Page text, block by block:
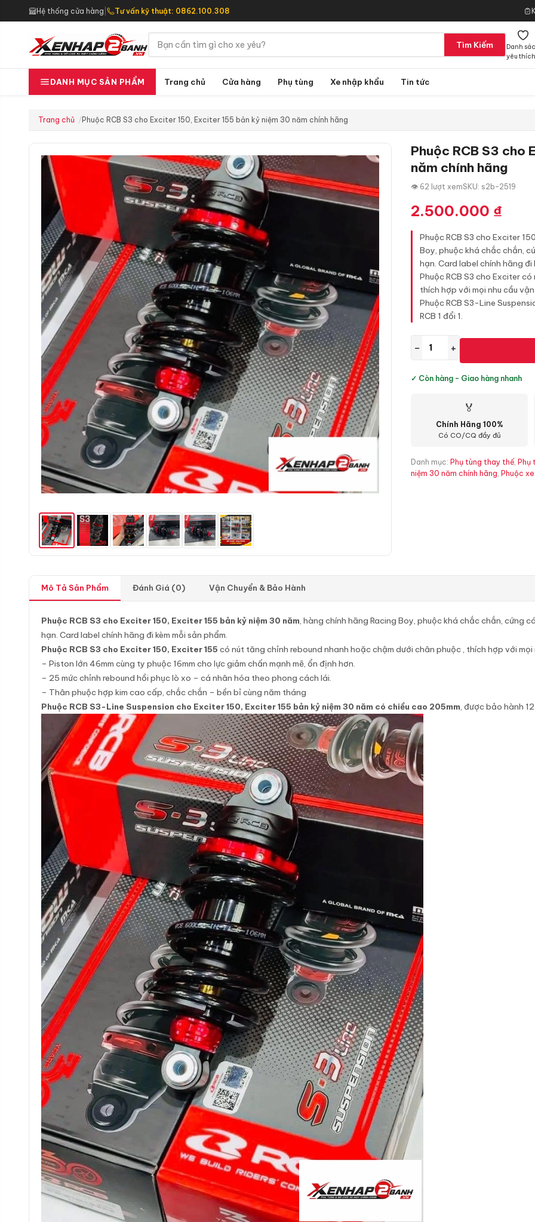
Hệ thống cửa hàng Tư vấn kỹ thuật: 0862.100.308
Tìm Kiếm
Danh
yêu thích
DANH MỤC SẢN PHẨM Trang chủ Cửa hàng Phụ tùng Xe nhập khẩu Tin tức
Trang chủ Phuộc RCB S3 cho Exciter 150, Exciter 155 bản kỷ niệm 30 năm chính hãng
Phuộc RCB S3 cho
năm chính hãng
👁 62 lượt xemSKU: s2b-2519
2.500.000 ₫
Phuộc RCB S3 cho Exciter
Boy, phuộc khá chắc chắn,
hạn. Card label chính hãng đi
Phuộc RCB S3 cho Exciter
thích hợp với mọi nhu cầu
Phuộc RCB S3-Line
RCB 1 đổi 1.
− +
✓ Còn hàng - Giao hàng nhanh
🏅
Chính Hãng 100%
Có CO/CQ đầy đủ
Danh mục: Phụ tùng thay thế, Phụ
niệm 30 năm chính hãng, Phuộc
Mô Tả Sản Phẩm Đánh Giá (0) Vận Chuyển & Bảo Hành
Phuộc RCB S3 cho Exciter 150, Exciter 155 bản kỷ niệm 30 năm, hàng chính hãng Racing Boy, phuộc khá chắc chắn, cứng
hạn. Card label chính hãng đi kèm mỗi sản phẩm.
Phuộc RCB S3 cho Exciter 150, Exciter 155 có nút tăng chỉnh rebound nhanh hoặc chậm dưới chân phuộc , thích hợp với mọi
– Piston lớn 46mm cùng ty phuộc 16mm cho lực giảm chấn mạnh mẽ, ổn định hơn.
– 25 mức chỉnh rebound hồi phục lò xo – cá nhân hóa theo phong cách lái.
– Thân phuộc hợp kim cao cấp, chắc chắn – bền bỉ cùng năm tháng
Phuộc RCB S3-Line Suspension cho Exciter 150, Exciter 155 bản kỷ niệm 30 năm có chiều cao 205mm, được bảo hành